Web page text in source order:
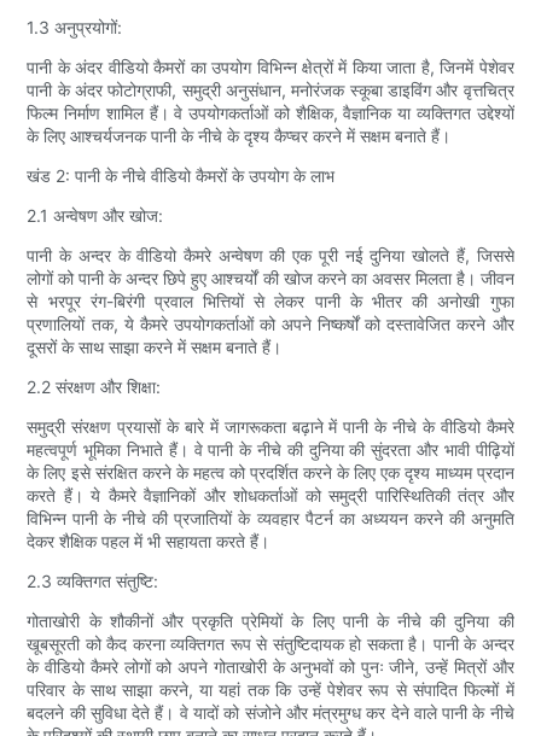
1.3 अनुप्रयोगों:
पानी के अंदर वीडियो कैमरों का उपयोग विभिन्न क्षेत्रों में किया जाता है, जिनमें पेशेवर
पानी के अंदर फोटोग्राफी, समुद्री अनुसंधान, मनोरंजक स्कूबा डाइविंग और वृत्तचित्र
फिल्म निर्माण शामिल हैं। वे उपयोगकर्ताओं को शैक्षिक, वैज्ञानिक या व्यक्तिगत उद्देश्यों
के लिए आश्चर्यजनक पानी के नीचे के दृश्य कैप्चर करने में सक्षम बनाते हैं।
खंड 2: पानी के नीचे वीडियो कैमरों के उपयोग के लाभ
2.1 अन्वेषण और खोज:
पानी के अन्दर के वीडियो कैमरे अन्वेषण की एक पूरी नई दुनिया खोलते हैं, जिससे
लोगों को पानी के अन्दर छिपे हुए आश्चर्यों की खोज करने का अवसर मिलता है। जीवन
से भरपूर रंग-बिरंगी प्रवाल भित्तियों से लेकर पानी के भीतर की अनोखी गुफा
प्रणालियों तक, ये कैमरे उपयोगकर्ताओं को अपने निष्कर्षों को दस्तावेजित करने और
दूसरों के साथ साझा करने में सक्षम बनाते हैं।
2.2 संरक्षण और शिक्षा:
समुद्री संरक्षण प्रयासों के बारे में जागरूकता बढ़ाने में पानी के नीचे के वीडियो कैमरे
महत्वपूर्ण भूमिका निभाते हैं। वे पानी के नीचे की दुनिया की सुंदरता और भावी पीढ़ियों
के लिए इसे संरक्षित करने के महत्व को प्रदर्शित करने के लिए एक दृश्य माध्यम प्रदान
करते हैं। ये कैमरे वैज्ञानिकों और शोधकर्ताओं को समुद्री पारिस्थितिकी तंत्र और
विभिन्न पानी के नीचे की प्रजातियों के व्यवहार पैटर्न का अध्ययन करने की अनुमति
देकर शैक्षिक पहल में भी सहायता करते हैं।
2.3 व्यक्तिगत संतुष्टि:
गोताखोरी के शौकीनों और प्रकृति प्रेमियों के लिए पानी के नीचे की दुनिया की
खूबसूरती को कैद करना व्यक्तिगत रूप से संतुष्टिदायक हो सकता है। पानी के अन्दर
के वीडियो कैमरे लोगों को अपने गोताखोरी के अनुभवों को पुनः जीने, उन्हें मित्रों और
परिवार के साथ साझा करने, या यहां तक कि उन्हें पेशेवर रूप से संपादित फिल्मों में
बदलने की सुविधा देते हैं। वे यादों को संजोने और मंत्रमुग्ध कर देने वाले पानी के नीचे